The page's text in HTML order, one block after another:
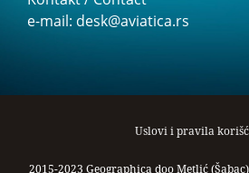
e-mail: desk@aviatica.rs
Uslovi i pravila
2015-2023 Geographica doo Metlić